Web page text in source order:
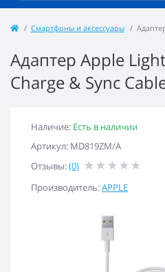
Смартфоны и аксессуары
Адаптер Apple
Charge & Sync
Наличие: Есть в наличии
Артикул: MD819ZM/A
Отзывы:(0)
Производитель:APPLE